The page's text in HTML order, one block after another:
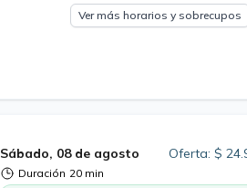
Ver más horarios y sobrecupos
Sábado, 08 de agosto
Duración 20 min
Oferta: $